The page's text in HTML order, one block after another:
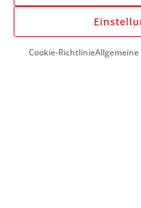
Cookie-Richtlinie